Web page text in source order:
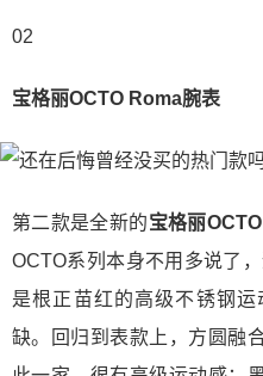
02
宝格丽OCTO Roma腕表
第二款是全新的宝格丽
OCTO系列本身不用多说了
是根正苗红的高级不锈钢
缺。回归到表款上，方圆融